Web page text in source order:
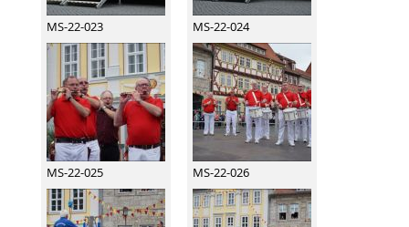
MS-22-023 MS-22-024
MS-22-025 MS-22-026